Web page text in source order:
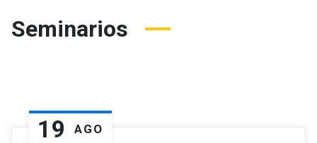
Seminarios
19 AGO